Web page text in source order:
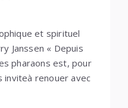
et spirituel
Janssen « Depuis
pharaons est, pour
inviteà renouer avec